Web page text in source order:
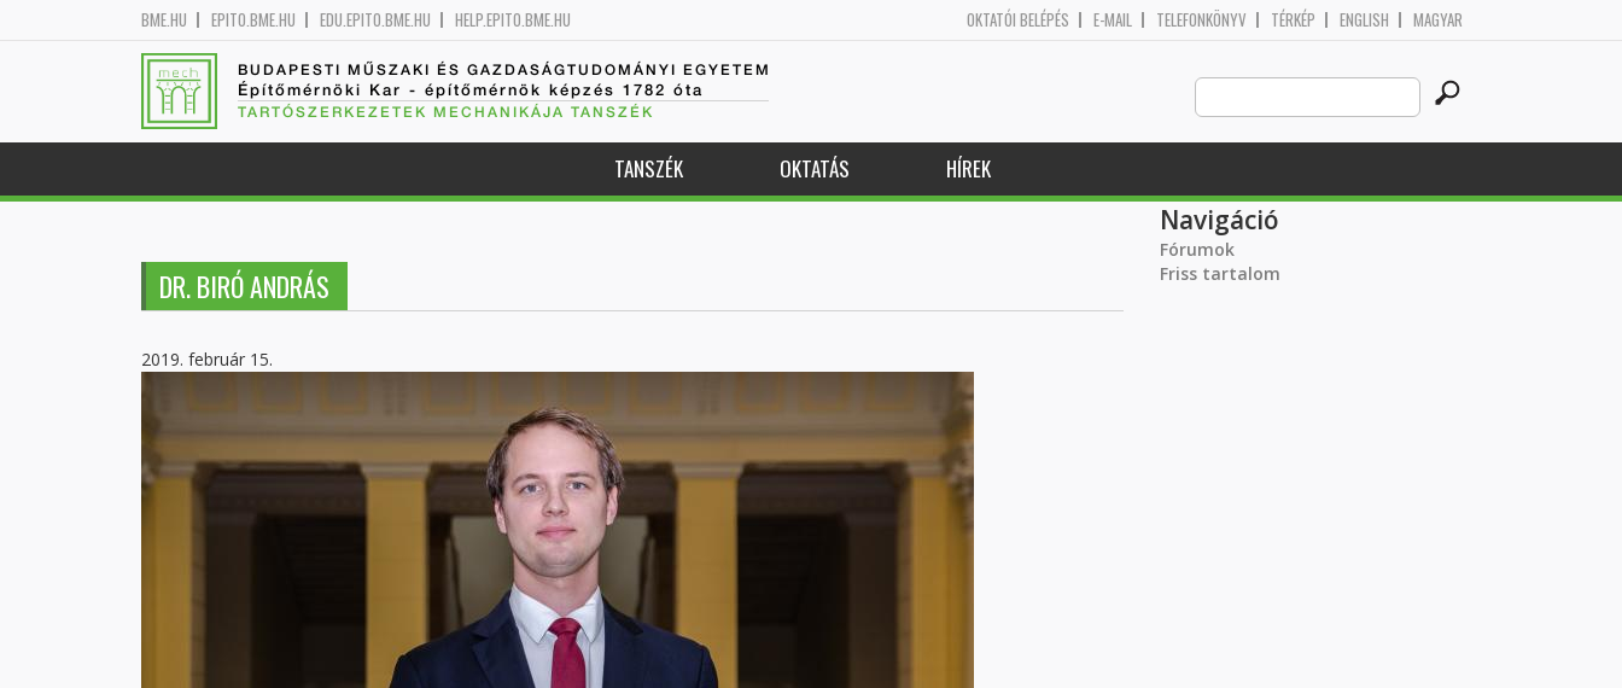
BME.HU EPITO.BME.HU EDU.EPITO.BME.HU HELP.EPITO.BME.HU OKTATÓI BELÉPÉS E-MAIL TELEFONKÖNYV TÉRKÉP ENGLISH MAGYAR
BUDAPESTI MŰSZAKI ÉS GAZDASÁGTUDOMÁNYI EGYETEM
Építőmérnöki Kar - építőmérnök képzés 1782 óta
TARTÓSZERKEZETEK MECHANIKÁJA TANSZÉK
Search
this
site
TANSZÉK OKTATÁS HÍREK
DR. BIRÓ ANDRÁS
2019. február 15.
Navigáció
Fórumok
Friss tartalom